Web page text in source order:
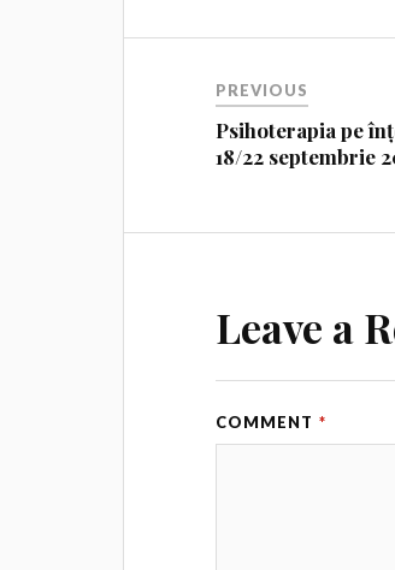
PREVIOUS
Psihoterapia pe
18/22 septembrie
Leave a
COMMENT *